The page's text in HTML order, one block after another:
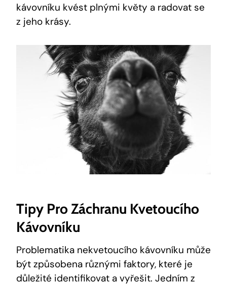
kávovníku kvést plnými květy a radovat se
z jeho krásy.
Tipy Pro Záchranu Kvetoucího
Kávovníku
Problematika nekvetoucího kávovníku může
být způsobena různými faktory, které je
důležité identifikovat a vyřešit. Jedním z